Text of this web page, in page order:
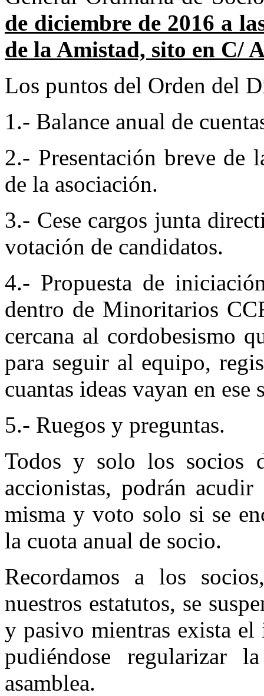
de diciembre de 2016 a
de la Amistad, sito en C/
Los puntos del Orden del
1.- Balance anual de
2.- Presentación breve de
de la asociación.
3.- Cese cargos junta
votación de candidatos.
4.- Propuesta de
dentro de Minoritarios
cercana al cordobesismo
para seguir al equipo,
cuantas ideas vayan en ese
5.- Ruegos y preguntas.
Todos y solo los socios
accionistas, podrán
misma y voto solo si se
la cuota anual de socio.
Recordamos a los
nuestros estatutos, se
y pasivo mientras exista el
pudiéndose regularizar
asamblea.